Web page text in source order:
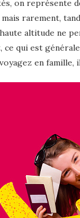
on représente
rarement,
altitude ne
qui est
en